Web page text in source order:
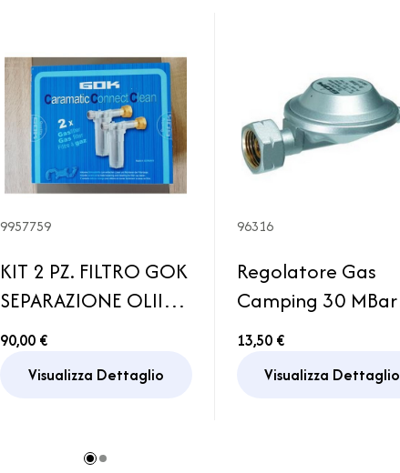
9957759
KIT 2 PZ. FILTRO GOK
SEPARAZIONE OLII
REGOLATORE
90,00 €
Visualizza Dettaglio
96316
Regolatore Gas
Camping 30 MBar
1,5kg Attacco Italia
13,50 €
Visualizza Dettaglio